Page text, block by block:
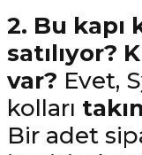
2. Bu kapı
satılıyor?
var? Evet,
kolları
Bir adet